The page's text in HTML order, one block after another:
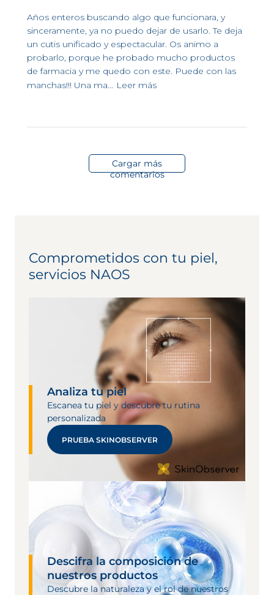
Años enteros buscando algo que funcionara, y
sinceramente, ya no puedo dejar de usarlo. Te deja
un cutis unificado y espectacular. Os animo a
probarlo, porque he probado mucho productos
de farmacia y me quedo con este. Puede con las
manchas!!! Una ma... Leer más
Cargar más
comentarios
Comprometidos con tu piel,
servicios NAOS
Analiza tu piel
Escanea tu piel y descubre tu rutina
personalizada
PRUEBA SKINOBSERVER
Descifra la composición de
nuestros productos
Descubre la naturaleza y el rol de nuestros